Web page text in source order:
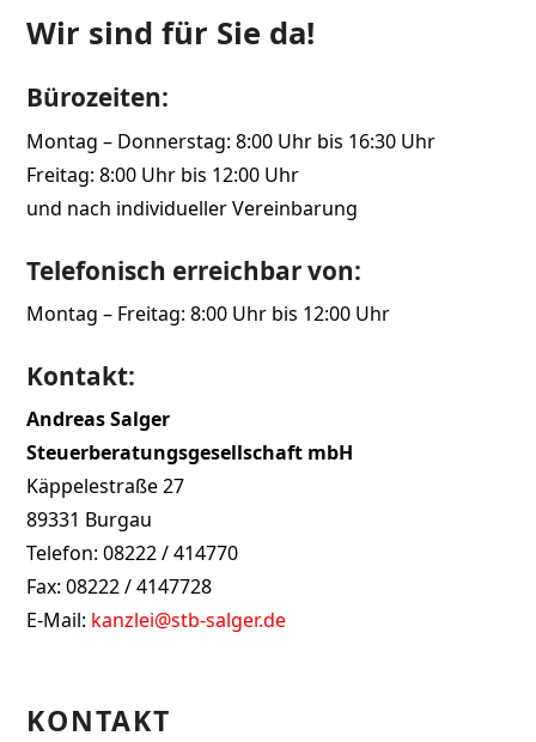
Wir sind für Sie da!
Bürozeiten:
Montag – Donnerstag: 8:00 Uhr bis 16:30 Uhr
Freitag: 8:00 Uhr bis 12:00 Uhr
und nach individueller Vereinbarung
Telefonisch erreichbar von:
Montag – Freitag: 8:00 Uhr bis 12:00 Uhr
Kontakt:
Andreas Salger
Steuerberatungsgesellschaft mbH
Käppelestraße 27
89331 Burgau
Telefon: 08222 / 414770
Fax: 08222 / 4147728
E-Mail: kanzlei@stb-salger.de
KONTAKT